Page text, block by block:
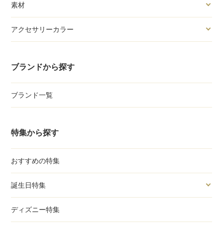
素材
アクセサリーカラー
ブランドから探す
ブランド一覧
特集から探す
おすすめの特集
誕生日特集
ディズニー特集